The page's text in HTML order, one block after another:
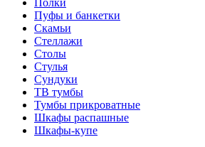
Полки
Пуфы и банкетки
Скамьи
Стеллажи
Столы
Стулья
Сундуки
ТВ тумбы
Тумбы прикроватные
Шкафы распашные
Шкафы-купе